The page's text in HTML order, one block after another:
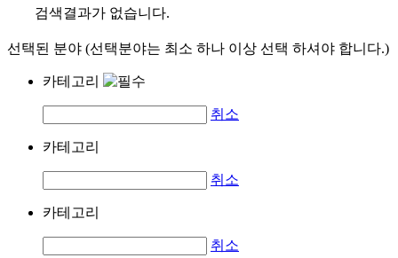
검색결과가 없습니다.
선택된 분야 (선택분야는 최소 하나 이상 선택 하셔야 합니다.)
카테고리
취소
카테고리
취소
카테고리
취소